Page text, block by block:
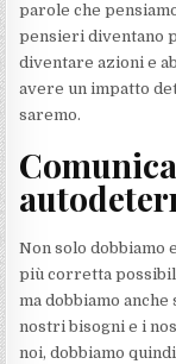
parole che
pensieri diventano
diventare azioni e
avere un impatto
saremo.
Non solo dobbiamo
più corretta
ma dobbiamo
nostri bisogni e i
noi, dobbiamo